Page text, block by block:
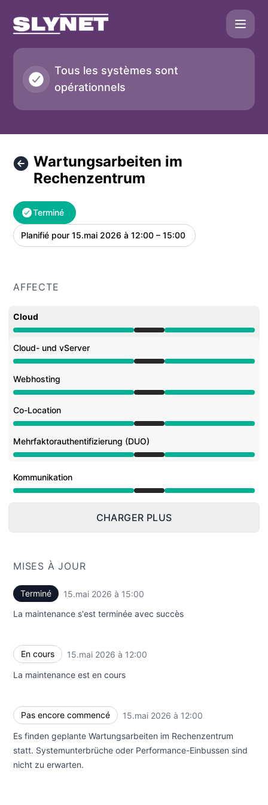
SLYNET - Wartungsarbeiten im Rechenzentrum – Détails
Tous les systèmes sont
opérationnels
Wartungsarbeiten im
Rechenzentrum
Terminé
Planifié pour 15.mai 2026 à 12:00 – 15:00 UTC
AFFECTE
Cloud
Maintenance en cours depuis 12:00 PM à 3:00 PM
Cloud- und vServer
Maintenance en cours depuis 12:00 PM à 3:00 PM
Webhosting
Maintenance en cours depuis 12:00 PM à 3:00 PM
Co-Location
Maintenance en cours depuis 12:00 PM à 3:00 PM
Mehrfaktorauthentifizierung (DUO)
Maintenance en cours depuis 12:00 PM à 3:00 PM
Kommunikation
Maintenance en cours depuis 12:00 PM à 3:00 PM
CHARGER PLUS
MISES À JOUR
Terminé 15.mai 2026 à 15:00
La maintenance s'est terminée avec succès
En cours 15.mai 2026 à 12:00
La maintenance est en cours
Pas encore commencé 15.mai 2026 à 12:00
Es finden geplante Wartungsarbeiten im Rechenzentrum
statt. Systemunterbrüche oder Performance-Einbussen sind
nicht zu erwarten.